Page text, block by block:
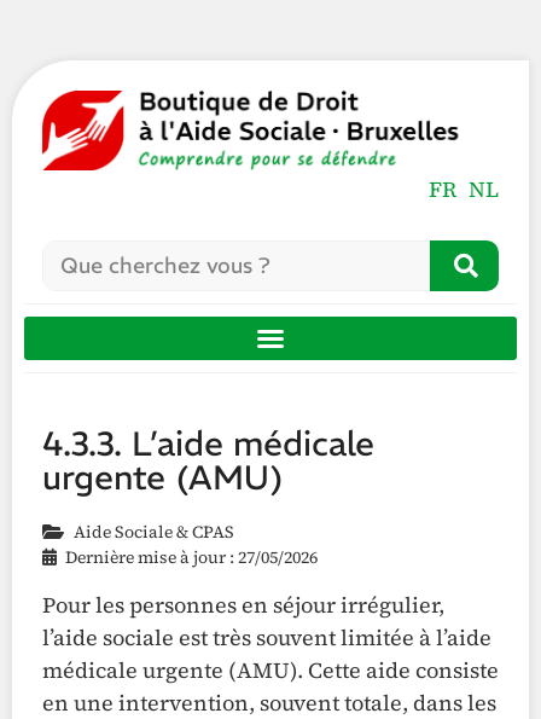
FR NL
4.3.3. L’aide médicale
urgente (AMU)
Aide Sociale & CPAS
Dernière mise à jour : 27/05/2026
Pour les personnes en séjour irrégulier,
l’aide sociale est très souvent limitée à l’aide
médicale urgente (AMU). Cette aide consiste
en une intervention, souvent totale, dans les